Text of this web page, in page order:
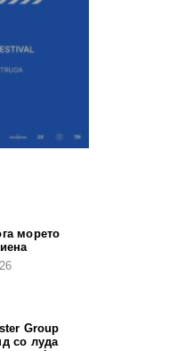
морето
Group
со луда